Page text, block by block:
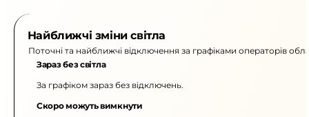
Найближчі зміни світла
Поточні та найближчі відключення за графіками операторів
Зараз без світла
За графіком зараз без відключень.
Скоро можуть вимкнути